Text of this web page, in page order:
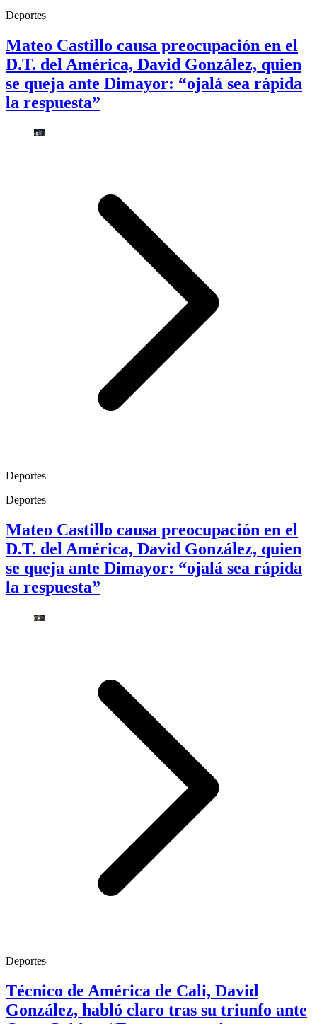
Deportes
Mateo Castillo causa preocupación en el
D.T. del América, David González, quien
se queja ante Dimayor: “ojalá sea rápida
la respuesta”
Deportes
Deportes
Mateo Castillo causa preocupación en el
D.T. del América, David González, quien
se queja ante Dimayor: “ojalá sea rápida
la respuesta”
Deportes
Técnico de América de Cali, David
González, habló claro tras su triunfo ante